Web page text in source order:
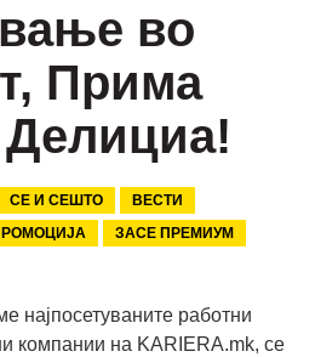
во
Прима
СЕ И СЕШТО
ВЕСТИ
ЗАСЕ ПРЕМИУМ
најпосетуваните работни
компании на KARIERA.mk, се